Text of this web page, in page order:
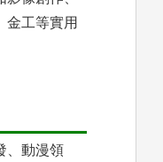
金工等實用
、動漫領